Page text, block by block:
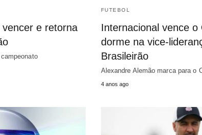
e retorna
FUTEBOL
Internacional vence o
dorme na vice-
Brasileirão
Alexandre Alemão marca para o
4 anos ago